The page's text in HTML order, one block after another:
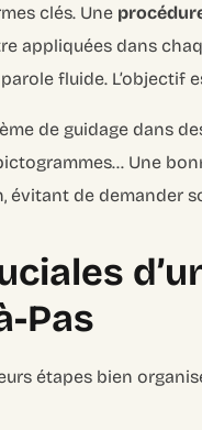
clés. Une
appliquées dans
fluide. L’objectif
de guidage dans
Une
évitant de demander
Pas
étapes bien